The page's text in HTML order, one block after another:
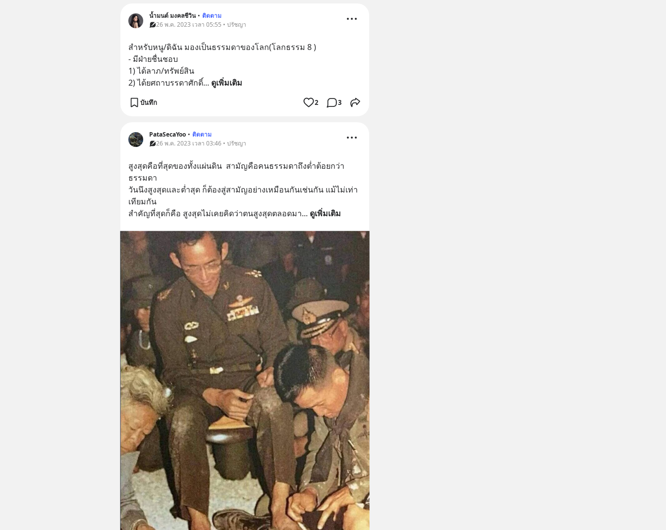
น้ำมนต์ มงคลชีวิน • ติดตาม
26 พ.ค. 2023 เวลา 05:55 • ปรัชญา
สำหรับหนู/ดิฉัน มองเป็นธรรมดาของโลก(โลกธรรม 8 )
- มีฝ่ายชื่นชอบ
1) ได้ลาภ/ทรัพย์สิน
2) ได้ยศถาบรรดาศักดิ์... ดูเพิ่มเติม
บันทึก 2 3
PataSecaYoo • ติดตาม
26 พ.ค. 2023 เวลา 03:46 • ปรัชญา
สูงสุดคือที่สุดของทั้งแผ่นดิน  สามัญคือคนธรรมดาถึงต่ำต้อยกว่า
ธรรมดา
วันนึงสูงสุดและต่ำสุด ก็ต้องสู่สามัญอย่างเหมือนกันเช่นกัน แม้ไม่เท่า
เทียมกัน
สำคัญที่สุดก็คือ สูงสุดไม่เคยคิดว่าตนสูงสุดตลอดมา... ดูเพิ่มเติม